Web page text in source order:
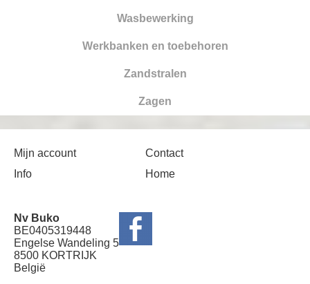
Wasbewerking
Werkbanken en toebehoren
Zandstralen
Zagen
Mijn account
Contact
Info
Home
Nv Buko
BE0405319448
Engelse Wandeling 5
8500 KORTRIJK
België